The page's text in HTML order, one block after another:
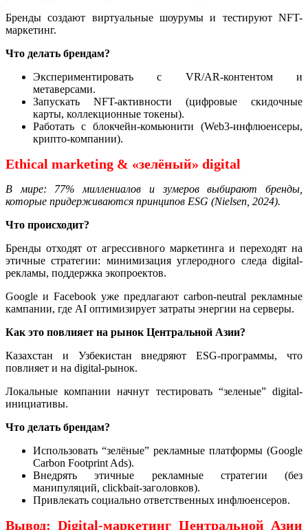
Бренды создают виртуальные шоурумы и тестируют NFT-
маркетинг.
Что делать брендам?
Экспериментировать с VR/AR-контентом и
метаверсами.
Запускать NFT-активности (цифровые скидочные
карты, коллекционные токены).
Работать с блокчейн-комьюнити (Web3-инфлюенсеры,
крипто-компании).
Ethical marketing & «зелёный» digital
В мире: 77% миллениалов и зумеров выбирают бренды,
которые придерживаются принципов ESG (Nielsen, 2024).
Что происходит?
Бренды отходят от агрессивного маркетинга и переходят на
этичные стратегии: минимизация углеродного следа digital-
рекламы, поддержка экопроектов.
Google и Facebook уже предлагают carbon-neutral рекламные
кампании, где AI оптимизирует затраты энергии на серверы.
Как это повлияет на рынок Центральной Азии?
Казахстан и Узбекистан внедряют ESG-программы, что
повлияет и на digital-рынок.
Локальные компании начнут тестировать “зеленые” digital-
инициативы.
Что делать брендам?
Использовать “зелёные” рекламные платформы (Google
Carbon Footprint Ads).
Внедрятьэтичные рекламные стратегии (без
манипуляций, clickbait-заголовков).
Привлекать социально ответственных инфлюенсеров.
Вывод: Digital-маркетинг Центральной Азии